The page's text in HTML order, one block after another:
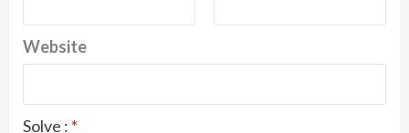
Website
Solve : *